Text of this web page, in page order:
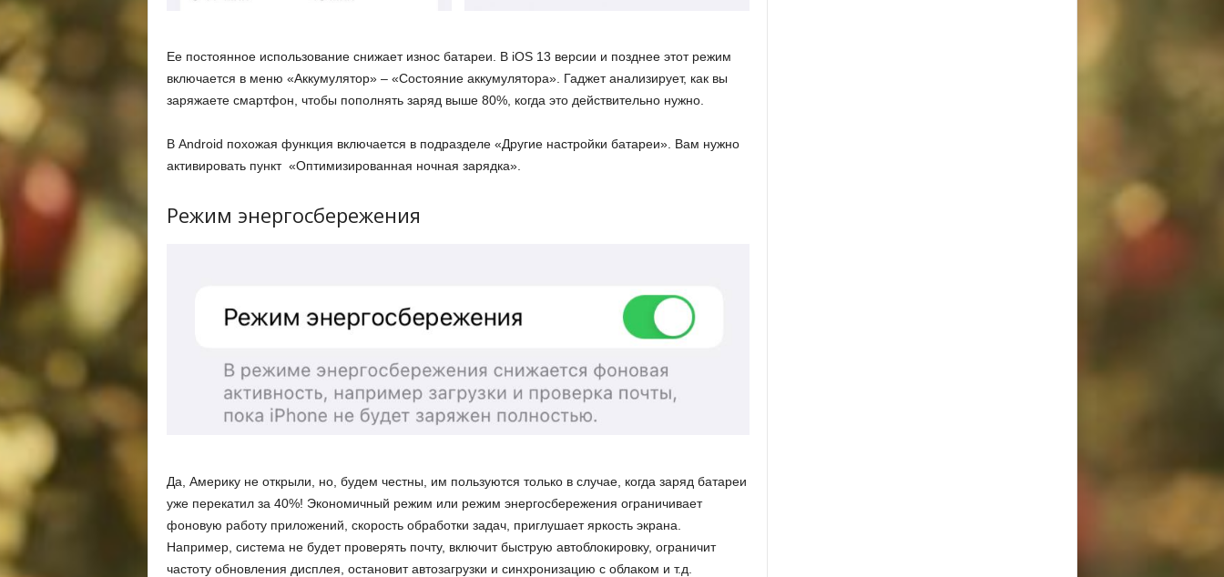
Ее постоянное использование снижает износ батареи. В iOS 13 версии и позднее этот режим
включается в меню «Аккумулятор» – «Состояние аккумулятора». Гаджет анализирует, как вы
заряжаете смартфон, чтобы пополнять заряд выше 80%, когда это действительно нужно.
В Android похожая функция включается в подразделе «Другие настройки батареи». Вам нужно
активировать пункт «Оптимизированная ночная зарядка».
Режим энергосбережения
Да, Америку не открыли, но, будем честны, им пользуются только в случае, когда заряд батареи
уже перекатил за 40%! Экономичный режим или режим энергосбережения ограничивает
фоновую работу приложений, скорость обработки задач, приглушает яркость экрана.
Например, система не будет проверять почту, включит быструю автоблокировку, ограничит
частоту обновления дисплея, остановит автозагрузки и синхронизацию с облаком и т.д.